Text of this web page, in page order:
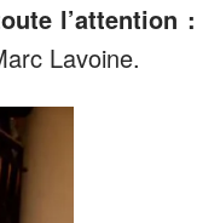
l’attention :
Lavoine.